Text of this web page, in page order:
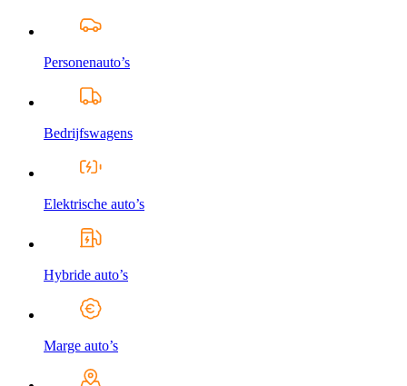
Personenauto’s
Bedrijfswagens
Elektrische auto’s
Hybride auto’s
Marge auto’s